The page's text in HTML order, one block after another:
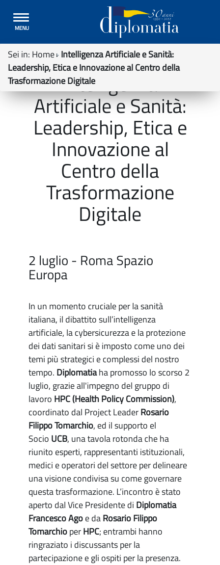
Toggle
navigation
MENU
Sei in: Home Intelligenza Artificiale e Sanità:
Leadership, Etica e Innovazione al Centro della
Trasformazione DigitaleIntelligenza
Artificiale e Sanità:
Leadership, Etica e
Innovazione al
Centro della
Trasformazione
Digitale
2 luglio - Roma Spazio
Europa
In un momento cruciale per la sanità
italiana, il dibattito sull’intelligenza
artificiale, la cybersicurezza e la protezione
dei dati sanitari si è imposto come uno dei
temi più strategici e complessi del nostro
tempo. Diplomatiaha promosso lo scorso 2
luglio, grazie all'impegno del gruppo di
lavoro HPC (Health Policy Commission),
coordinato dal Project LeaderRosario
Filippo Tomarchio, ed il supporto el
Socio UCB, una tavola rotonda che ha
riunito esperti, rappresentanti istituzionali,
medici e operatori del settore per delineare
una visione condivisa su come governare
questa trasformazione. L’incontro è stato
aperto dal Vice Presidente di Diplomatia
Francesco Agoe daRosario Filippo
TomarchioperHPC; entrambi hanno
ringraziato i discussants per la
partecipazione e gli ospiti per la presenza.